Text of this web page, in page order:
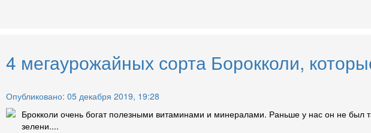
4 мегаурожайных сорта Борокколи,
Опубликовано: 05 декабря 2019, 19:28
Брокколи очень богат полезными витаминами и минералами. Раньше у нас он не был
зелени....